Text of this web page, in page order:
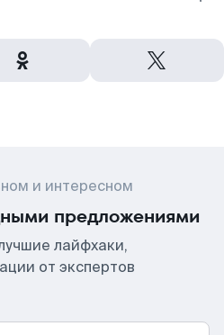
и интересном
предложениями
лайфхаки,
от экспертов